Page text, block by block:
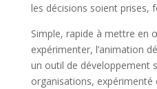
les décisions soient prises,
Simple, rapide à mettre en
expérimenter, l’animation
un outil de développement
organisations, expérimenté